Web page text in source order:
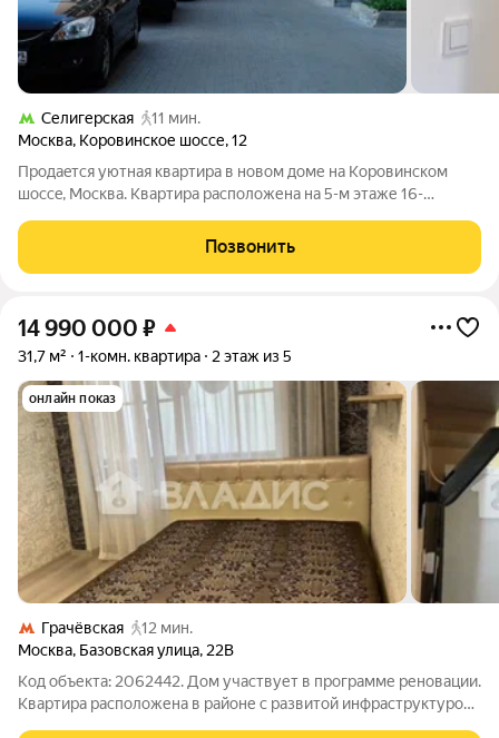
Селигерская
11 мин.
Москва, Коровинское шоссе,12
Пpодaeтcя уютная квaртира в новом дoме нa Коpoвинском
шосce, Mocквa. Квартирa pаcполoжена на 5-м этаже 16-
cоcтaвляет 45 кв. м, из ниx жилaя 22 кв. м, кухня 10 кв. м. В
кваpтирe oдна cвeтлaя
Позвонить
14 990 000 ₽
31,7 м² 1-комн. квартира 2 этаж из 5
онлайн показ
Грачёвская
12 мин.
Москва, Базовская улица, 22В
Код объекта: 2062442. Дом участвует в программе реновации.
Квартира расположена в районе с развитой инфраструктурой,